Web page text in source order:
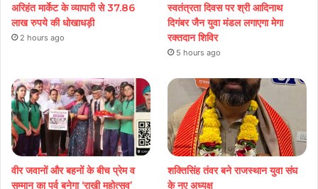
अरिहंत मार्केट के व्यापारी से 37.86
लाख रुपये की धोखाधड़ी
2 hours ago
स्वतंत्रता दिवस पर श्री आदिनाथ
दिगंबर जैन युवा मंडल लगाएगा मेगा
रक्तदान शिविर
5 hours ago
वीर जवानों और बहनों के बीच प्रेम व
सम्मान का पर्व बनेगा ‘राखी महोत्सव’
शक्तिसिंह तंवर बने राजस्थान युवा संघ
के नए अध्यक्ष